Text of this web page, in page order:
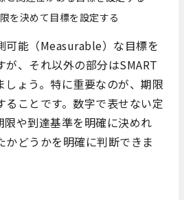
を決めて目標を設定する
可能（Measurable）な目標を
が、それ以外の部分はSMART
しょう。特に重要なのが、期限
ることです。数字で表せない定
限や到達基準を明確に決めれ
かどうかを明確に判断できま